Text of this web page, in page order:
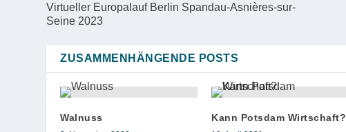
Virtueller Europalauf Berlin Spandau-Asnières-sur-
Seine 2023
ZUSAMMENHÄNGENDE POSTS
Walnuss Kann Potsdam Wirtschaft?